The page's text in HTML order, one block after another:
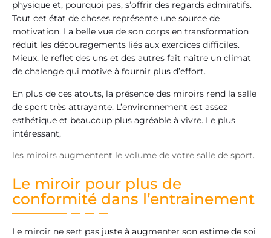
physique et, pourquoi pas, s’offrir des regards admiratifs.
Tout cet état de choses représente une source de
motivation. La belle vue de son corps en transformation
réduit les découragements liés aux exercices difficiles.
Mieux, le reflet des uns et des autres fait naître un climat
de chalenge qui motive à fournir plus d’effort.
En plus de ces atouts, la présence des miroirs rend la salle
de sport très attrayante. L’environnement est assez
esthétique et beaucoup plus agréable à vivre. Le plus
intéressant,
les miroirs augmentent le volume de votre salle de sport.
Le miroir pour plus de
conformité dans l’entrainement
Le miroir ne sert pas juste à augmenter son estime de soi